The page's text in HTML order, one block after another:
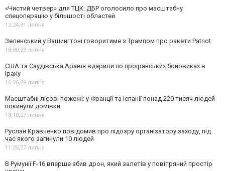
«Чистий четвер» для ТЦК: ДБР оголосило про масштабну
спецоперацію у більшості областей
12:24,31 липня
Зеленський у Вашингтоні говоритиме з Трампом про ракети Patriot
18:00,29 липня
США та Саудівська Аравія вдарили по проіранських бойовиках в
Іраку
16:26,29 липня
Масштабні лісові пожежі: у Франції та Іспанії понад 220 тисяч людей
покинули домівки
13:10,27 липня
Руслан Кравченко повідомив про підозру організатору заходу, під
час якого загинули 10 людей
11:25,27 липня
В Румунії F-16 вперше збив дрон, який залетів у повітряний простір